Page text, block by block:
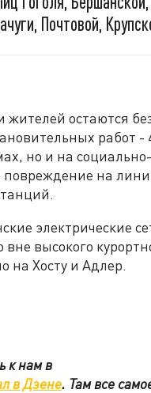
Почтовой,
остаются
работ -
но и на
на
электрические
высокого
на Хосту и Адлер.
к нам в
в Дзене. Там все